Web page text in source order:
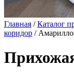
Главная /Каталог
коридор /